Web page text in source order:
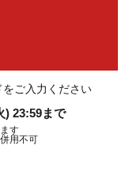
ご入力ください
) 23:59まで
す
用不可